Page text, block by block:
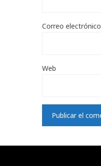
Correo electrónico
Web